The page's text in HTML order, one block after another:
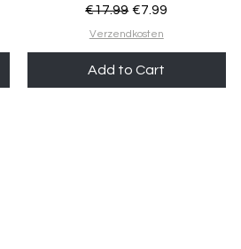
Regular Price
€17.99 Sale Price
€7.99
Verzendkosten
Add to Cart